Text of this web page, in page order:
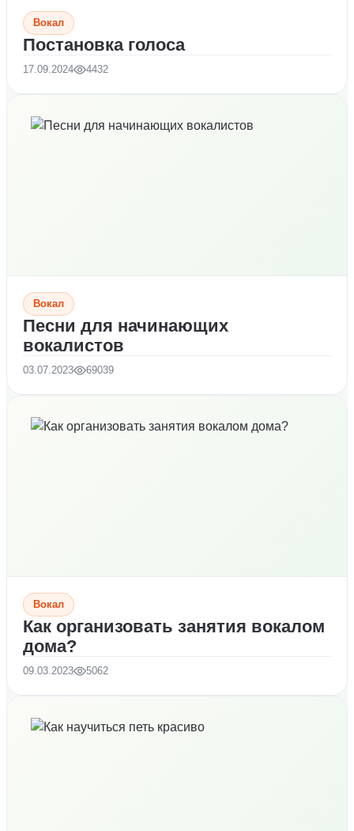
Вокал
Постановка голоса
17.09.2024 4432
Вокал
Песни для начинающих
вокалистов
03.07.2023 69039
Вокал
Как организовать занятия вокалом
дома?
09.03.2023 5062